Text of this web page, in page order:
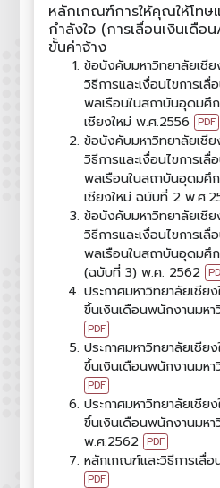
หลักเกณฑ์การให้คุณให้โทษ
กำลังใจ (การเลื่อนเงินเดือ
ขั้นค่าจ้าง
ข้อบังคับมหาวิทยาลัยเชี
วิธีการและเงื่อนไขการเลื่
พลเรือนในสถาบันอุดมศึ
เชียงใหม่ พ.ศ.2556 PDF
ข้อบังคับมหาวิทยาลัยเชี
วิธีการและเงื่อนไขการเลื่
พลเรือนในสถาบันอุดมศึ
เชียงใหม่ ฉบับที่ 2 พ.ศ
ข้อบังคับมหาวิทยาลัยเชี
วิธีการและเงื่อนไขการเลื่
พลเรือนในสถาบันอุดมศึ
(ฉบับที่ 3) พ.ศ. 2562
ประกาศมหาวิทยาลัยเชีย
ขึ้นเงินเดือนพนักงานมห
PDF
ประกาศมหาวิทยาลัยเชีย
ขึ้นเงินเดือนพนักงานมห
PDF
ประกาศมหาวิทยาลัยเชีย
ขึ้นเงินเดือนพนักงานมห
พ.ศ.2562 PDF
หลักเกณฑ์และวิธีการเลื่อ
PDF